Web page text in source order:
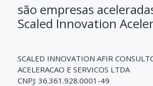
são empresas
Scaled Innovation
SCALED INNOVATION AFIR
ACELERACAO E SERVICOS LTDA
CNPJ: 36.361.928.0001-49